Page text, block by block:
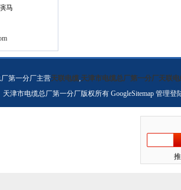
马
第一分厂主营天联电缆,天津市电缆总厂第一分厂天联电
天津市电缆总厂第一分厂版权所有 GoogleSitemap 管理登